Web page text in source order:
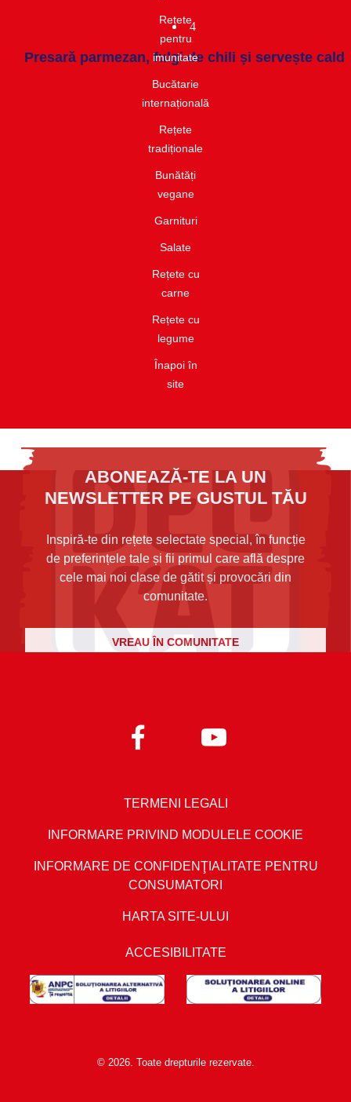
4
Presară parmezan, fulgi de chili și servește cald
Rețete
pentru
imunitate​
Bucătarie
internațională​
Rețete
tradiționale
Bunătăți
vegane
Garnituri​
Salate​
Rețete cu
carne​
Rețete cu
legume
Înapoi în
site
ABONEAZĂ-TE LA UN
NEWSLETTER PE GUSTUL TĂU
Inspiră-te din rețete selectate special, în funcție
de preferințele tale și fii primul care află despre
cele mai noi clase de gătit și provocări din
comunitate.
VREAU ÎN COMUNITATE
TERMENI LEGALI
INFORMARE PRIVIND MODULELE COOKIE
INFORMARE DE CONFIDENŢIALITATE PENTRU
CONSUMATORI
HARTA SITE-ULUI
ACCESIBILITATE
© 2026. Toate drepturile rezervate.